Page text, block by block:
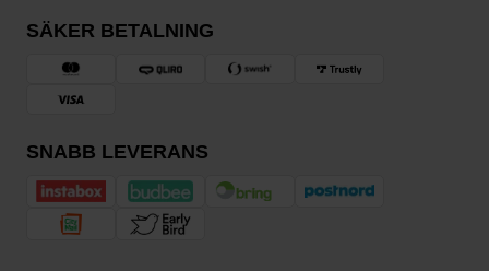
SÄKER BETALNING
SNABB LEVERANS